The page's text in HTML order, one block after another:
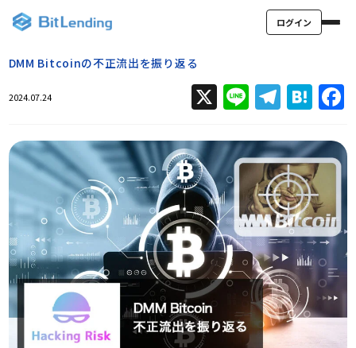
ログイン
DMM Bitcoinの不正流出を振り返る
2024.07.24 X Line